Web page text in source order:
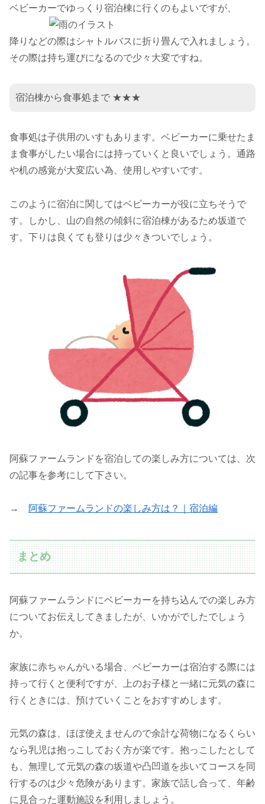
ベビーカーでゆっくり宿泊棟に行くのもよいですが、
降りなどの際はシャトルバスに折り畳んで入れましょう。
その際は持ち運びになるので少々大変ですね。
宿泊棟から食事処まで ★★★
食事処は子供用のいすもあります。ベビーカーに乗せたま
ま食事がしたい場合には持っていくと良いでしょう。通路
や机の感覚が大変広い為、使用しやすいです。
このように宿泊に関してはベビーカーが役に立ちそうで
す。しかし、山の自然の傾斜に宿泊棟があるため坂道で
す。下りは良くても登りは少々きついでしょう。
阿蘇ファームランドを宿泊しての楽しみ方については、次
の記事を参考にして下さい。
→ 阿蘇ファームランドの楽しみ方は？｜宿泊編
まとめ
阿蘇ファームランドにベビーカーを持ち込んでの楽しみ方
についてお伝えしてきましたが、いかがでしたでしょう
か。
家族に赤ちゃんがいる場合、ベビーカーは宿泊する際には
持って行くと便利ですが、上のお子様と一緒に元気の森に
行くときには、預けていくことをおすすめします。
元気の森は、ほぼ使えませんので余計な荷物になるくらい
なら乳児は抱っこしておく方が楽です。抱っこしたとして
も、無理して元気の森の坂道や凸凹道を歩いてコースを同
行するのは少々危険があります。家族で話し合って、年齢
に見合った運動施設を利用しましょう。